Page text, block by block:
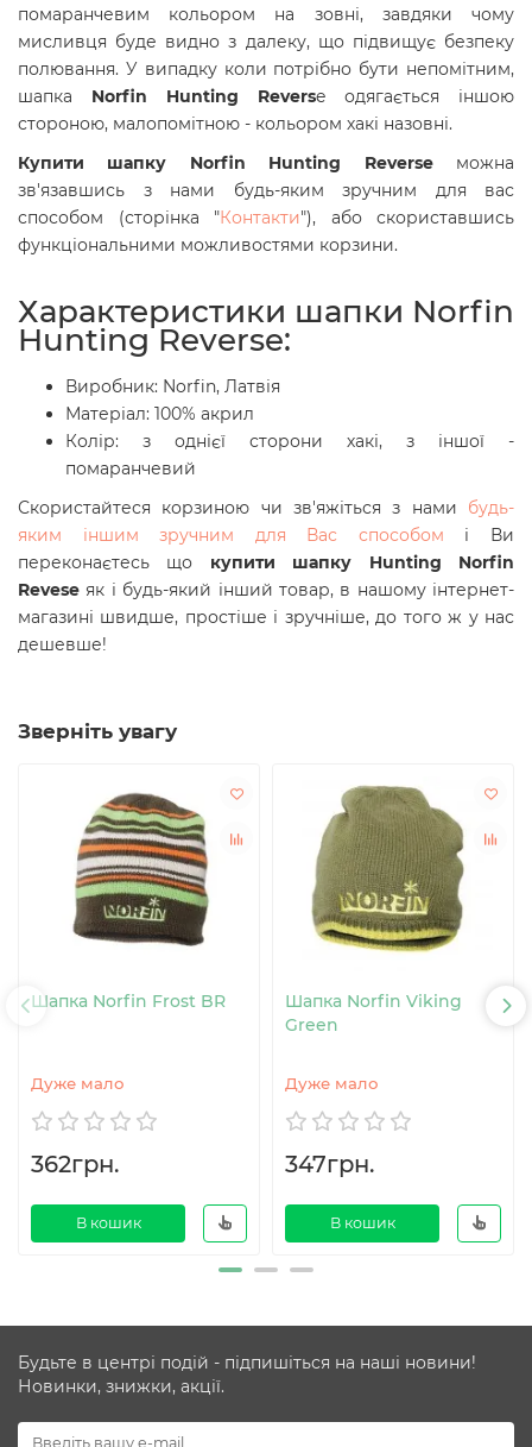
помаранчевим кольором на зовні, завдяки чому
мисливця буде видно з далеку, що підвищує безпеку
полювання. У випадку коли потрібно бути непомітним,
шапка Norfin Hunting Reverse одягається іншою
стороною, малопомітною - кольором хакі назовні.
Купити шапку Norfin Hunting Reverse можна
зв'язавшись з нами будь-яким зручним для вас
способом (сторінка "Контакти"), або скориставшись
функціональними можливостями корзини.
Характеристики шапки Norfin
Hunting Reverse:
Виробник: Norfin, Латвія
Матеріал: 100% акрил
Колір: з однієї сторони хакі, з іншої -
помаранчевий
Скористайтеся корзиною чи зв'яжіться з нами будь-
яким іншим зручним для Вас способом і Ви
переконаєтесь що купити шапку Hunting Norfin
Reveseяк і будь-який інший товар, в нашому інтернет-
магазині швидше, простіше і зручніше, до того ж у нас
дешевше!
Зверніть увагу
Шапка Norfin Frost BR
Дуже мало
362грн.
В кошик
Шапка Norfin Viking
Green
Дуже мало
347грн.
В кошик
Будьте в центрі подій - підпишіться на наші новини!
Новинки, знижки, акції.